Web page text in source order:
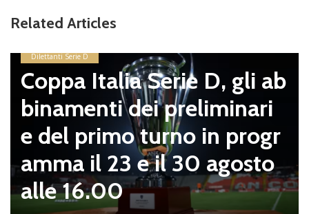
Related Articles
Dilettanti Serie D
Coppa Italia Serie D, gli ab
binamenti dei preliminari
e del primo turno in progr
amma il 23 e il 30 agosto
alle 16.00